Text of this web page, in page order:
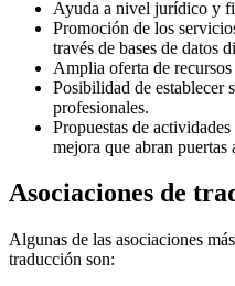
Ayuda a nivel jurídico y
Promoción de los
través de bases de datos
Amplia oferta de
Posibilidad de establecer
profesionales.
Propuestas de
mejora que abran puertas
Asociaciones de
Algunas de las asociaciones
traducción son: